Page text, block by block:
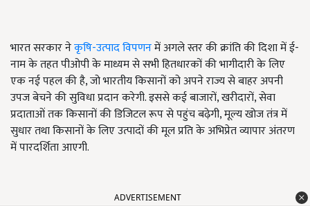
भारत सरकार नेकृषि-उत्पाद विपणनमें अगले स्तर की क्रांति की दिशा में ई-
नाम के तहत पीओपी के माध्यम से सभी हितधारकों की भागीदारी के लिए
एक नई पहल की है, जो भारतीय किसानों को अपने राज्य से बाहर अपनी
उपज बेचने की सुविधा प्रदान करेगी. इससे कई बाजारों, खरीदारों, सेवा
प्रदाताओं तक किसानों की डिजिटल रूप से पहुंच बढ़ेगी, मूल्य खोज तंत्र में
सुधार तथा किसानों के लिए उत्पादों की मूल प्रति के अभिप्रेत व्यापार अंतरण
में पारदर्शिता आएगी.
ADVERTISEMENT